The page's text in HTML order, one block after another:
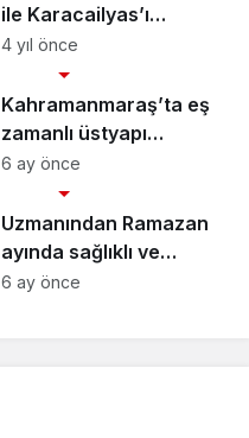
ile Karacailyas’ı
birbirine bağlayacak
köprüyü gündeme
getirdi
4 yıl önce
Kahramanmaraş’ta eş
zamanlı üstyapı
çalışmaları
Uncategorized
6 ay önce
Uzmanından Ramazan
ayında sağlıklı ve
dengeli beslenme
Uncategorized
6 ay önce